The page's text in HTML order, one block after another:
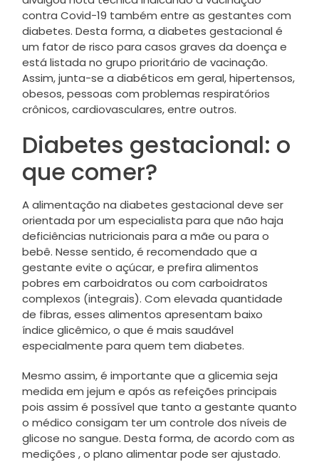
contra Covid-19 também entre as gestantes com
diabetes. Desta forma, a diabetes gestacional é
um fator de risco para casos graves da doença e
está listada no grupo prioritário de vacinação.
Assim, junta-se a diabéticos em geral, hipertensos,
obesos, pessoas com problemas respiratórios
crônicos, cardiovasculares, entre outros.
Diabetes gestacional: o
que comer?
A alimentação na diabetes gestacional deve ser
orientada por um especialista para que não haja
deficiências nutricionais para a mãe ou para o
bebê. Nesse sentido, é recomendado que a
gestante evite o açúcar, e prefira alimentos
pobres em carboidratos ou com carboidratos
complexos (integrais). Com elevada quantidade
de fibras, esses alimentos apresentam baixo
índice glicêmico, o que é mais saudável
especialmente para quem tem diabetes.
Mesmo assim, é importante que a glicemia seja
medida em jejum e após as refeições principais
pois assim é possível que tanto a gestante quanto
o médico consigam ter um controle dos níveis de
glicose no sangue. Desta forma, de acordo com as
medições , o plano alimentar pode ser ajustado.